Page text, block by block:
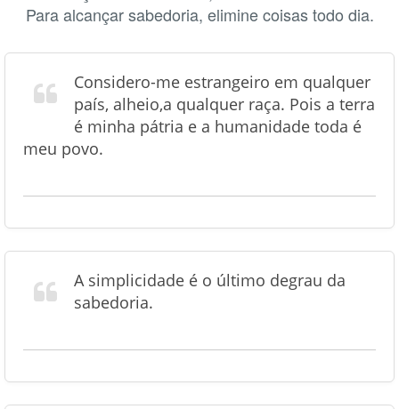
Para alcançar sabedoria, elimine coisas todo dia.
Considero-me estrangeiro em qualquer
país, alheio,a qualquer raça. Pois a terra
é minha pátria e a humanidade toda é
meu povo.
A simplicidade é o último degrau da
sabedoria.